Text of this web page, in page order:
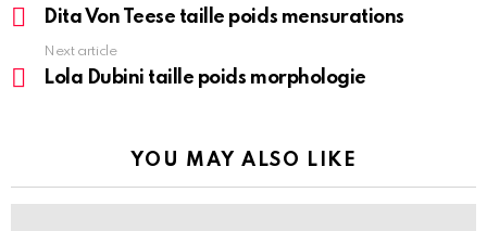
moreDita Von Teese taille poids mensurations
Next article
Lola Dubini taille poids morphologie
YOU MAY ALSO LIKE